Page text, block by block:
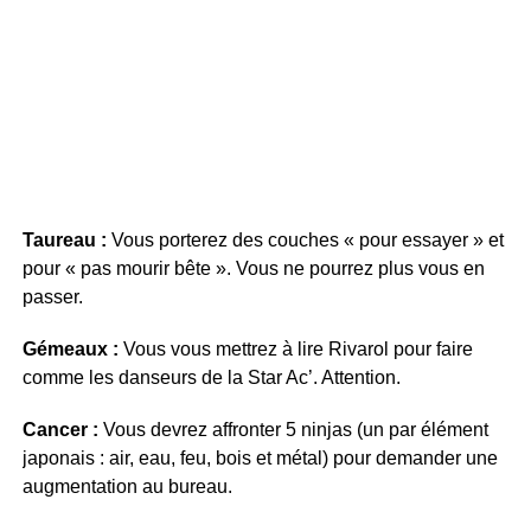
Taureau : Vous porterez des couches « pour essayer » et
pour « pas mourir bête ». Vous ne pourrez plus vous en
passer.
Gémeaux : Vous vous mettrez à lire Rivarol pour faire
comme les danseurs de la Star Ac’. Attention.
Cancer : Vous devrez affronter 5 ninjas (un par élément
japonais : air, eau, feu, bois et métal) pour demander une
augmentation au bureau.